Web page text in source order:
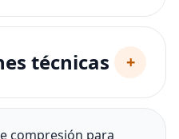
técnicas +
compresión para